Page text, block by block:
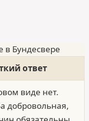
в Бундесвере
ответ
виде нет.
добровольная,